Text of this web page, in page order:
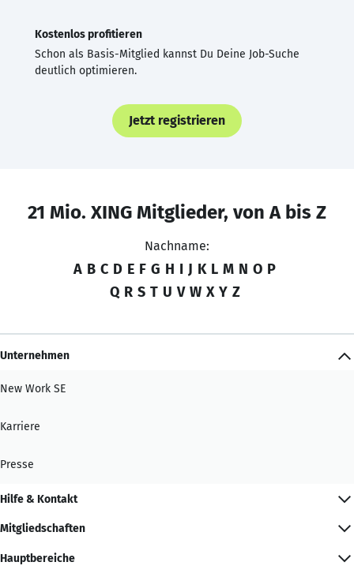
Kostenlos profitieren
Schon als Basis-Mitglied kannst Du Deine Job-Suche
deutlich optimieren.
Jetzt registrieren
21 Mio. XING Mitglieder, von A bis Z
Nachname:
A B C D E F G H I J K L M N O P
Q R S T U V W X Y Z
Unternehmen
New Work SE
Karriere
Presse
Hilfe & Kontakt
Mitgliedschaften
Hauptbereiche